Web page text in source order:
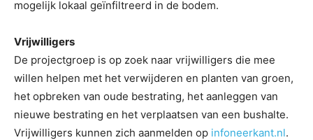
mogelijk lokaal geïnfiltreerd in de bodem.
Vrijwilligers
De projectgroep is op zoek naar vrijwilligers die mee
willen helpen met het verwijderen en planten van groen,
het opbreken van oude bestrating, het aanleggen van
nieuwe bestrating en het verplaatsen van een bushalte.
Vrijwilligers kunnen zich aanmelden op infoneerkant.nl.